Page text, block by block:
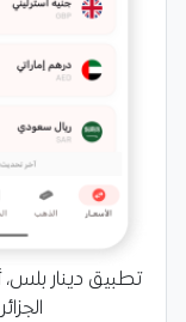
تطبيق دينار